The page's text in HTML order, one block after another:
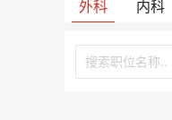
外科 内科